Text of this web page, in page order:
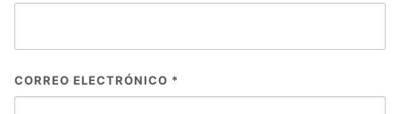
CORREO ELECTRÓNICO *